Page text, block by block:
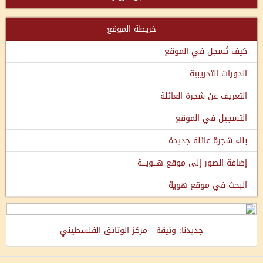
خريطة الموقع
كيف تُسجل في الموقع
الدورات التدريبية
التعريف عن شجرة العائلة
التسجيل في الموقع
بناء شجرة عائلة جديدة
إضافة الصور إلى موقع هـــويـــة
البحث في موقع هوية
جديدنا: وثيقة - مركز الوثائق الفلسطيني